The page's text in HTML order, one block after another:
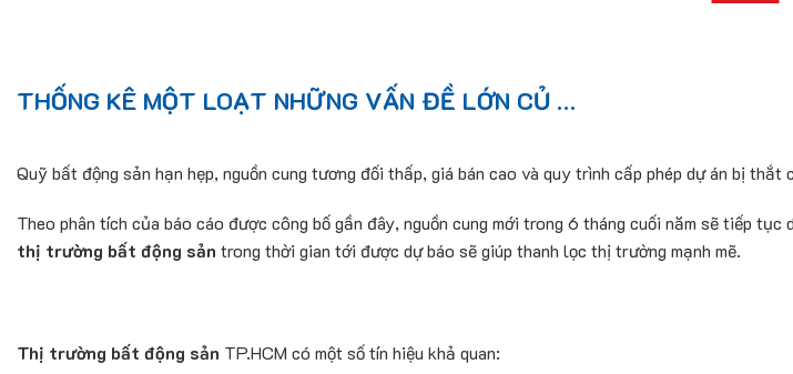
THỐNG KÊ MỘT LOẠT NHỮNG VẤN ĐỀ LỚN CỦ …
Quỹ bất động sản hạn hẹp, nguồn cung tương đối thấp, giá bán cao và quy trình cấp phép dự án bị
Theo phân tích của báo cáo được công bố gần đây, nguồn cung mới trong 6 tháng cuối năm sẽ tiếp
thị trường bất động sản trong thời gian tới được dự báo sẽ giúp thanh lọc thị trường mạnh mẽ.
Thị trường bất động sản TP.HCM có một số tín hiệu khả quan: